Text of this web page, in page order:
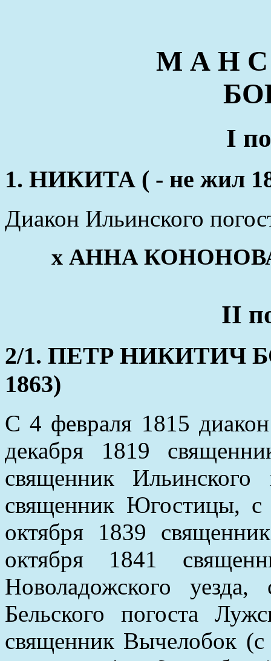
М А Н С
I
1. НИКИТА ( - не жил
Диакон Ильинского
x АННА КОНОНОВА
II
2/1. ПЕТР НИКИТИЧ
1863)
С 4 февраля 1815
декабря 1819
священник
священник Югостицы,
октября 1839
октября 1841
Новоладожского
Бельского погоста
священник Вычелобок